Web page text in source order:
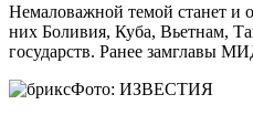
Немаловажной темой станет и
них Боливия, Куба, Вьетнам,
государств. Ранее замглавы
Фото: ИЗВЕСТИЯ